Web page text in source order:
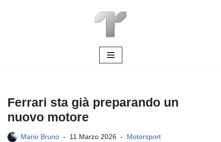
Ferrari sta già preparando un
nuovo motore
Mario Bruno 11 Marzo 2026 Motorsport